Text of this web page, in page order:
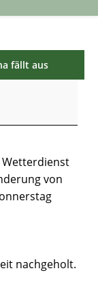
fällt aus
Wetterdienst
von
nachgeholt.